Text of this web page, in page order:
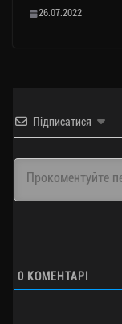
26.07.2022
Підписатися
0 КОМЕНТАРІ